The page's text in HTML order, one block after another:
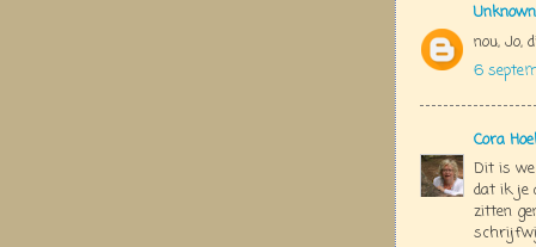
Unknown
nou, Jo,
6
Cora
Dit is
dat ik je
zitten